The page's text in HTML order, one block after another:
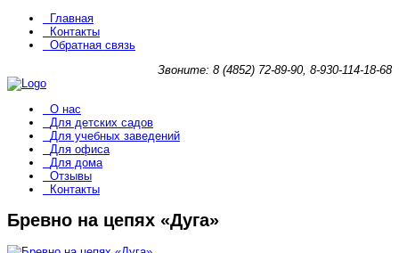
Главная
Контакты
Обратная связь
Звоните: 8 (4852) 72-89-90, 8-930-114-18-68
О нас
Для детских садов
Для учебных заведений
Для офиса
Для дома
Отзывы
Контакты
Бревно на цепях «Дуга»